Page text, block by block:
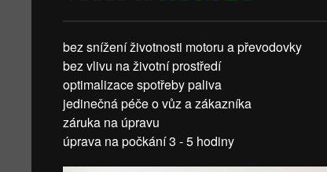
bez snížení životnosti motoru a převodovky
bez vlivu na životní prostředí
optimalizace spotřeby paliva
jedinečná péče o vůz a zákazníka
záruka na úpravu
úprava na počkání 3 - 5 hodiny